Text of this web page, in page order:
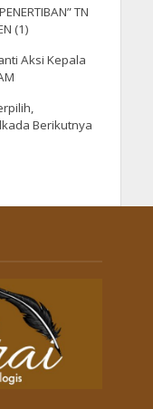
TN
(1)
Aksi Kepala
Berikutnya